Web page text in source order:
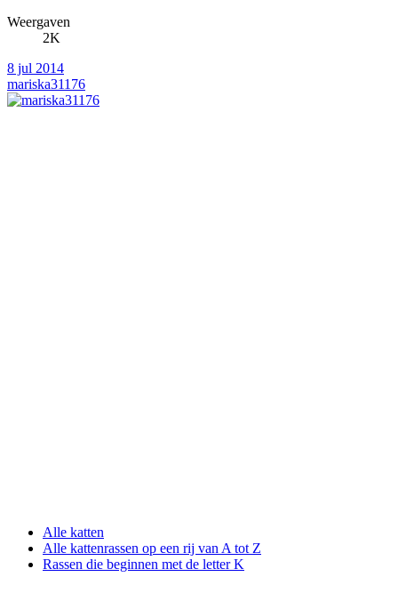
Weergaven
2K
8 jul 2014
mariska31176
Alle katten
Alle kattenrassen op een rij van A tot Z
Rassen die beginnen met de letter K